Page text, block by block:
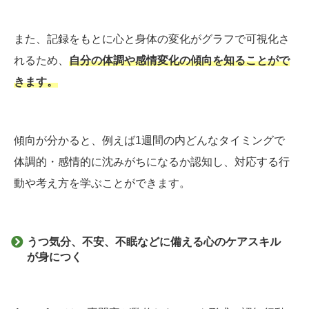
また、記録をもとに心と身体の変化がグラフで可視化さ
れるため、 自分の体調や感情変化の傾向を知ることがで
きます。
傾向が分かると、例えば1週間の内どんなタイミングで
体調的・感情的に沈みがちになるか認知し、対応する行
動や考え方を学ぶことができます。
うつ気分、不安、不眠などに備える心のケアスキル
が身につく